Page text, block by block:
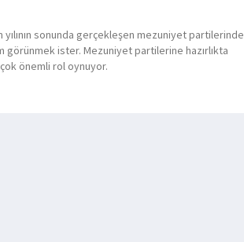
sonunda gerçekleşen mezuniyet partilerinde
görünmek ister. Mezuniyet partilerine hazırlıkta
önemli rol oynuyor.